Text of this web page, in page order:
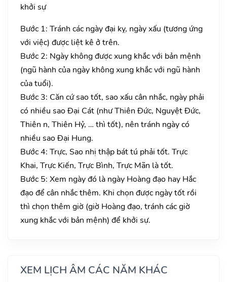
khởi sự
Bước 1: Tránh các ngày đại kỵ, ngày xấu (tương ứng
với việc) được liệt kê ở trên.
Bước 2: Ngày không được xung khắc với bản mệnh
(ngũ hành của ngày không xung khắc với ngũ hành
của tuổi).
Bước 3: Căn cứ sao tốt, sao xấu cân nhắc, ngày phải
có nhiều sao Đại Cát (như Thiên Đức, Nguyệt Đức,
Thiên n, Thiên Hỷ, … thì tốt), nên tránh ngày có
nhiều sao Đại Hung.
Bước 4: Trực, Sao nhị thập bát tú phải tốt. Trực
Khai, Trực Kiến, Trực Bình, Trực Mãn là tốt.
Bước 5: Xem ngày đó là ngày Hoàng đạo hay Hắc
đạo để cân nhắc thêm. Khi chọn được ngày tốt rồi
thì chọn thêm giờ (giờ Hoàng đạo, tránh các giờ
xung khắc với bản mệnh) để khởi sự.
XEM LỊCH ÂM CÁC NĂM KHÁC